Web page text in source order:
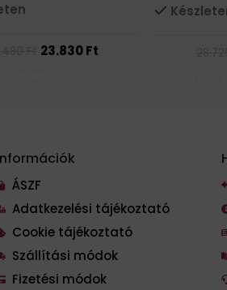
23.830Ft
ÁSZF
Adatkezelési tájékoztató
Cookie tájékoztató
Szállítási módok
Fizetési módok